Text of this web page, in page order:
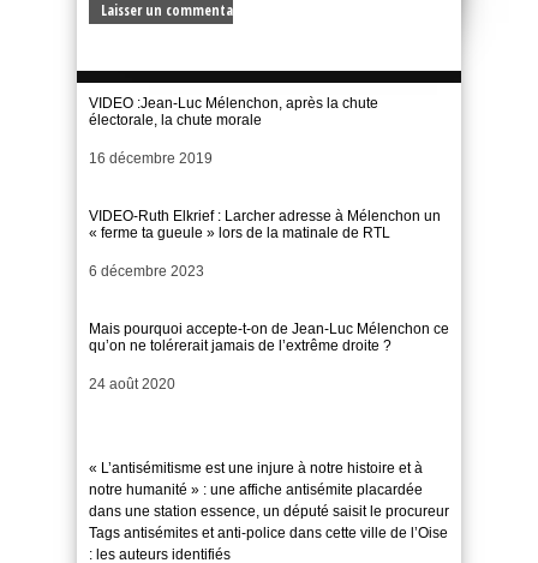
VIDEO :Jean-Luc Mélenchon, après la chute
électorale, la chute morale
Date
16 décembre 2019
VIDEO-Ruth Elkrief : Larcher adresse à Mélenchon un
« ferme ta gueule » lors de la matinale de RTL
Date
6 décembre 2023
Mais pourquoi accepte-t-on de Jean-Luc Mélenchon ce
qu’on ne tolérerait jamais de l’extrême droite ?
Date
24 août 2020
« L’antisémitisme est une injure à notre histoire et à
notre humanité » : une affiche antisémite placardée
dans une station essence, un député saisit le procureur
Tags antisémites et anti-police dans cette ville de l’Oise
: les auteurs identifiés